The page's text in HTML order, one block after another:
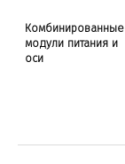
Комбинированные
модули питания и
оси